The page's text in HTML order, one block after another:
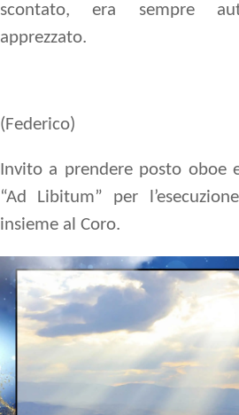
scontato, era sempre
apprezzato.
(Federico)
Invito a prendere posto oboe
“Ad Libitum” per
insieme al Coro.